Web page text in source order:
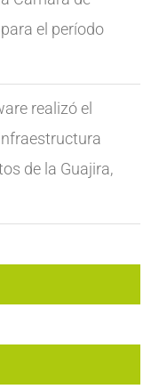
el período
realizó el
de la Guajira,